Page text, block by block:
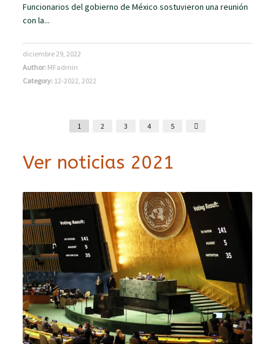
Funcionarios del gobierno de México sostuvieron una reunión
con la...
diciembre 29, 2022
Author: MFadmin
Category: 12-2022 ,2022
1 2 3 4 5
Ver noticias 2021